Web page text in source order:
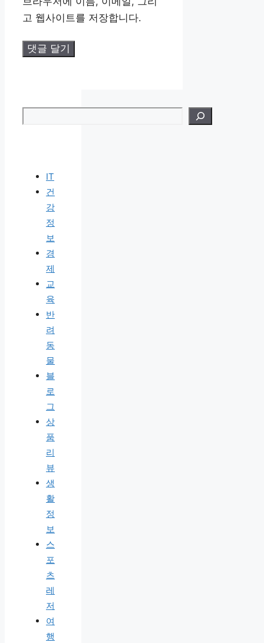
트
고 웹사이트를 저장합니다.
IT
건
강
정
보
경
제
교
육
반
려
동
물
블
로
그
상
품
리
뷰
생
활
정
보
스
포
츠
레
저
여
행